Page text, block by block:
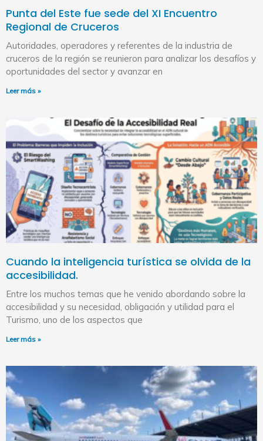
Punta del Este fue sede del XI Encuentro
Regional de Cruceros
Autoridades, operadores y referentes de la industria de
cruceros de la región se reunieron para analizar los desafíos y
oportunidades del sector y avanzar en
Leer más »
Cuando la inteligencia turística se olvida de la
accesibilidad.
Entre los muchos temas que he venido abordando sobre la
accesibilidad y su necesidad, obligación y utilidad para el
Turismo, uno de los aspectos que
Leer más »